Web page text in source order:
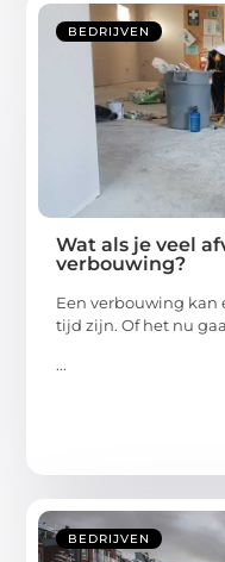
BEDRIJVEN
Wat als je veel
verbouwing?
Een verbouwing kan
tijd zijn. Of het nu
...
BEDRIJVEN